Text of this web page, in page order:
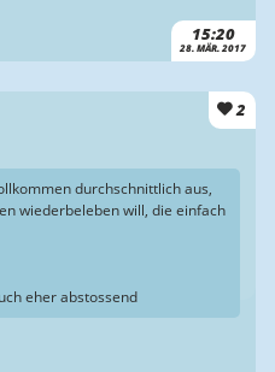
15:20
28. MÄR. 2017
2
durchschnittlich aus,
wiederbeleben will, die einfach
eher abstossend